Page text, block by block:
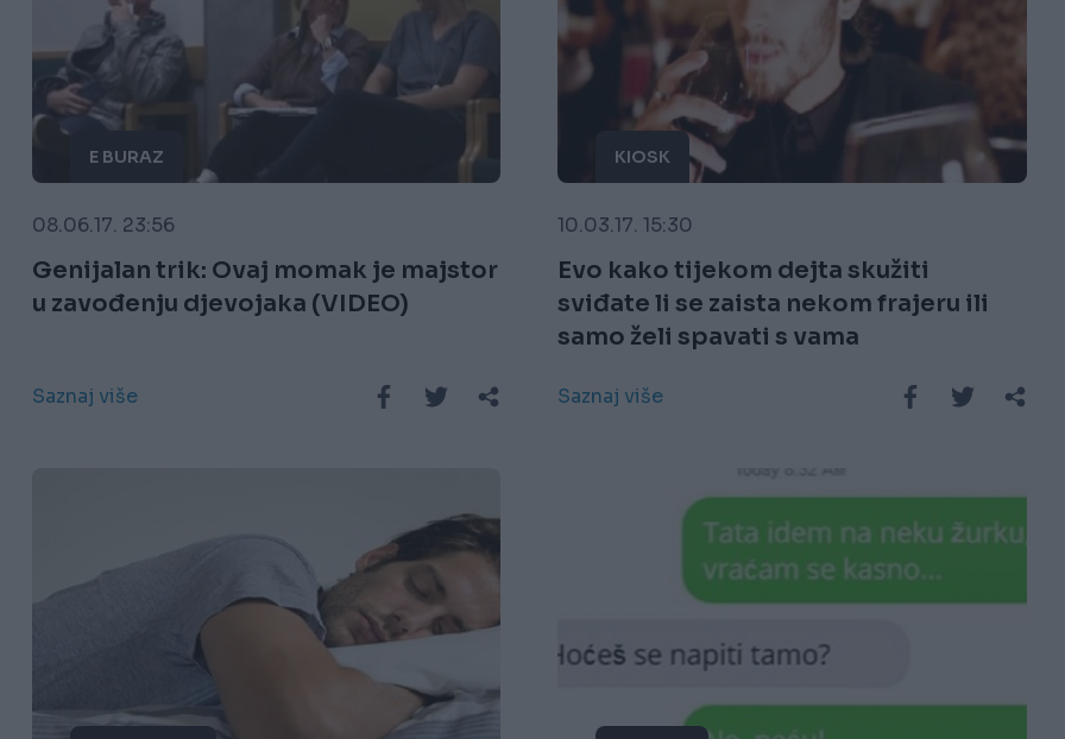
E BURAZ
08.06.17. 23:56
Genijalan trik: Ovaj momak je majstor
u zavođenju djevojaka (VIDEO)
Saznaj više
KIOSK
10.03.17. 15:30
Evo kako tijekom dejta skužiti
sviđate li se zaista nekom frajeru ili
samo želi spavati s vama
Saznaj više